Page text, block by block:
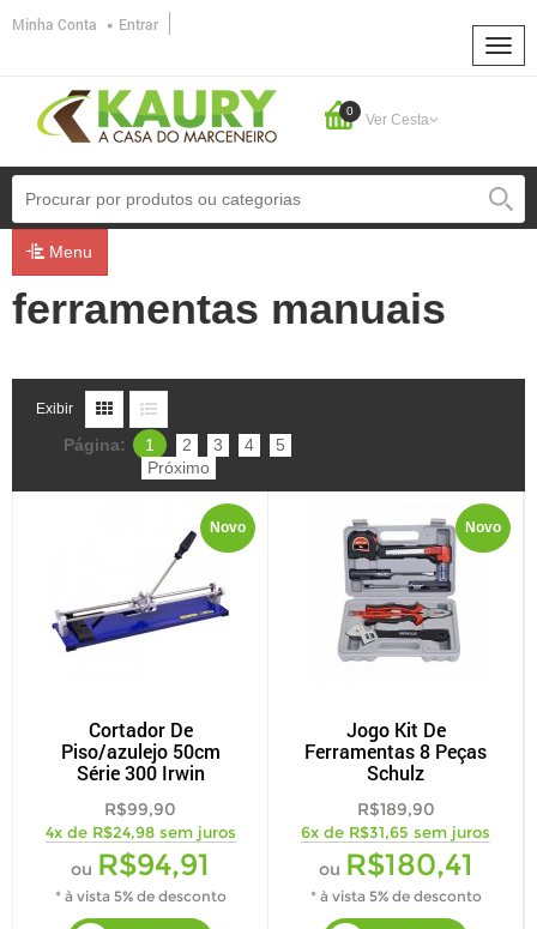
Minha Conta Entrar
0
Ver Cesta
Menu
ferramentas manuais
Exibir
Página: 1 2 3 4
5
Próximo
Novo
Cortador De
Piso/azulejo 50cm
Série 300 Irwin
R$99,90
4x de R$24,98 sem juros
ou R$94,91
* à vista 5% de desconto
Novo
Jogo Kit De
Ferramentas 8 Peças
Schulz
R$189,90
6x de R$31,65 sem juros
ou R$180,41
* à vista 5% de desconto